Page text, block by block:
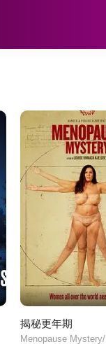
揭秘更年期
Menopause Mystery/